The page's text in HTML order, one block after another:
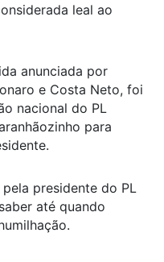
leal ao
anunciada por
e Costa Neto, foi
nacional do PL
para
presidente do PL
até quando